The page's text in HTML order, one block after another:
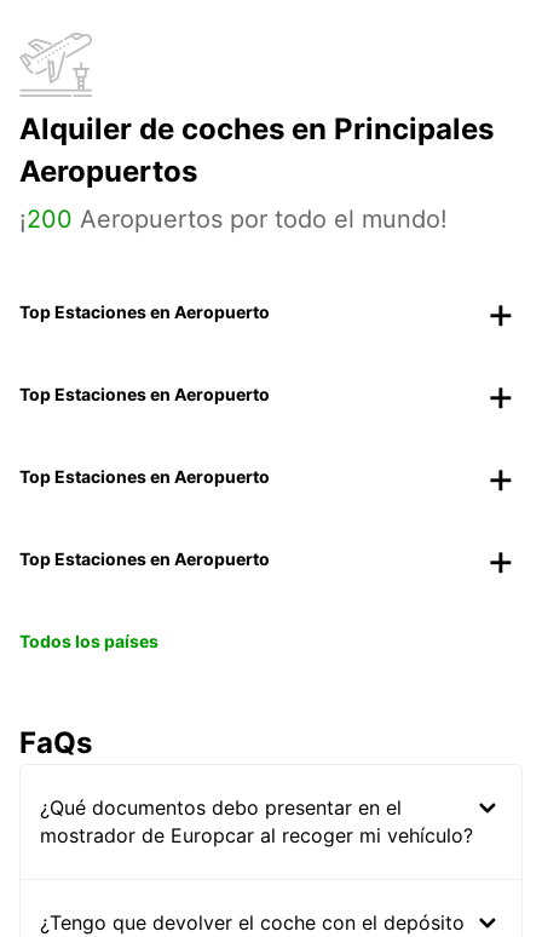
Alquiler de coches en Principales
Aeropuertos
¡200 Aeropuertos por todo el mundo!
Top Estaciones en Aeropuerto
Top Estaciones en Aeropuerto
Top Estaciones en Aeropuerto
Top Estaciones en Aeropuerto
Todos los países
FaQs
¿Qué documentos debo presentar en el
mostrador de Europcar al recoger mi vehículo?
¿Tengo que devolver el coche con el depósito